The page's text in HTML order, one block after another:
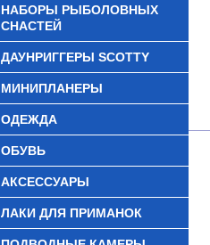
НАБОРЫ РЫБОЛОВНЫХ
СНАСТЕЙ
ДАУНРИГГЕРЫ SCOTTY
МИНИПЛАНЕРЫ
ОДЕЖДА
ОБУВЬ
АКСЕССУАРЫ
ЛАКИ ДЛЯ ПРИМАНОК